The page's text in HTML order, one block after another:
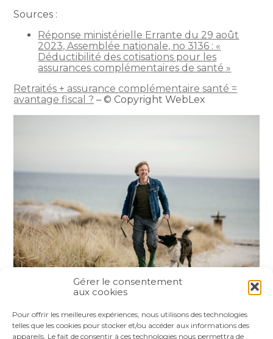
Gérer le consentement
aux cookies
Pour offrir les meilleures expériences, nous utilisons des technologies
telles que les cookies pour stocker et/ou accéder aux informations des
appareils. Le fait de consentir à ces technologies nous permettra de
Sources :
Réponse ministérielle Errante du 29 août
2023, Assemblée nationale, no 3136 : «
Déductibilité des cotisations pour les
assurances complémentaires de santé »
Retraités + assurance complémentaire santé =
avantage fiscal ? – © Copyright WebLex